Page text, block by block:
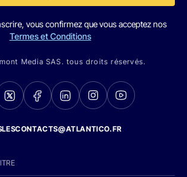
vous confirmez que vous acceptez nos
Termes et Conditions
Media SAS. tous droits réservés.